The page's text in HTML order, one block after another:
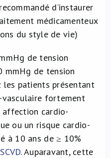
d’instaurer
médicamenteux
du style de vie)
de tension
mmHg de tension
les patients présentant
vasculaire fortement
affection cardio-
ou un risque cardio-
à 10 ans de ≥ 10%
. Auparavant, cette